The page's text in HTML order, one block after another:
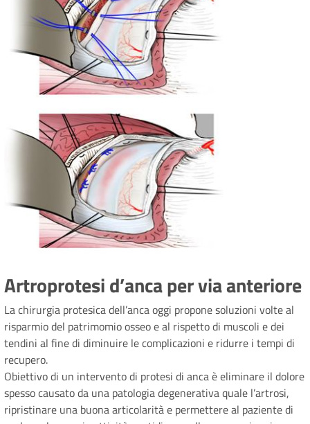
Artroprotesi d’anca per via anteriore
La chirurgia protesica dell’anca oggi propone soluzioni volte al
risparmio del patrimomio osseo e al rispetto di muscoli e dei
tendini al fine di diminuire le complicazioni e ridurre i tempi di
recupero.
Obiettivo di un intervento di protesi di anca è eliminare il dolore
spesso causato da una patologia degenerativa quale l’artrosi,
ripristinare una buona articolarità e permettere al paziente di